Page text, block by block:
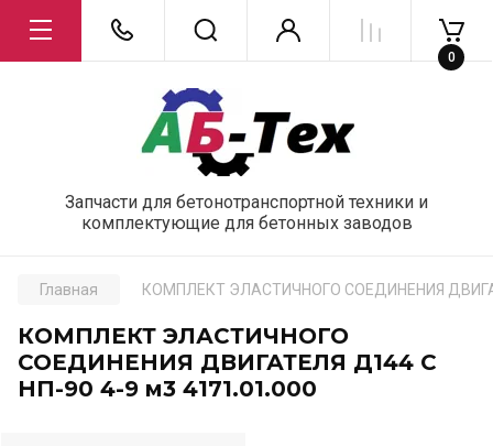
Запчасти для бетонотранспортной техники и
комплектующие для бетонных заводов
0
Главная КОМПЛЕКТ ЭЛАСТИЧНОГО СОЕДИНЕНИЯ
КОМПЛЕКТ ЭЛАСТИЧНОГО
СОЕДИНЕНИЯ ДВИГАТЕЛЯ Д144 С
НП-90 4-9 м3 4171.01.000